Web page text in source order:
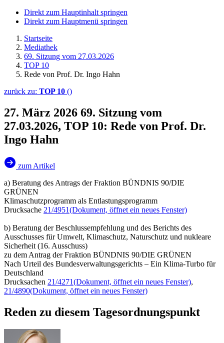
Direkt zum Hauptinhalt springen
Direkt zum Hauptmenü springen
Startseite
Mediathek
69. Sitzung vom 27.03.2026
TOP 10
Rede von Prof. Dr. Ingo Hahn
zurück zu: TOP 10 ()
27. März 2026 69. Sitzung vom
27.03.2026, TOP 10: Rede von Prof. Dr.
Ingo Hahn
zum Artikel
a) Beratung des Antrags der Fraktion BÜNDNIS 90/DIE
GRÜNEN
Klimaschutzprogramm als Entlastungsprogramm
Drucksache 21/4951(Dokument, öffnet ein neues Fenster)
b) Beratung der Beschlussempfehlung und des Berichts des
Ausschusses für Umwelt, Klimaschutz, Naturschutz und nukleare
Sicherheit (16. Ausschuss)
zu dem Antrag der Fraktion BÜNDNIS 90/DIE GRÜNEN
Nach Urteil des Bundesverwaltungsgerichts – Ein Klima-Turbo für
Deutschland
Drucksachen 21/4271(Dokument, öffnet ein neues Fenster),
21/4890(Dokument, öffnet ein neues Fenster)
Reden zu diesem Tagesordnungspunkt